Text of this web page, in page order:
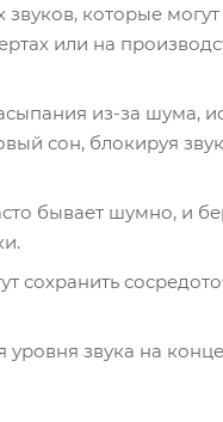
которые
или на
из-за шума,
сон, блокируя
бывает шумно, и
звука на